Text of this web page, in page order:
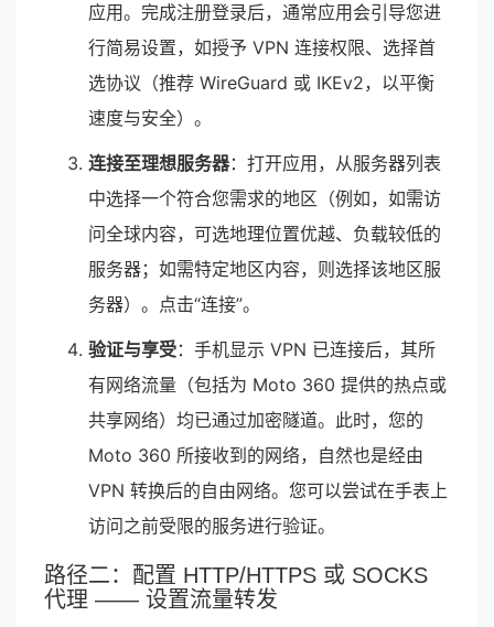
应用。完成注册登录后，通常应用会引导您进
行简易设置，如授予 VPN 连接权限、选择首
选协议（推荐 WireGuard 或 IKEv2，以平衡
速度与安全）。
连接至理想服务器：打开应用，从服务器列表
中选择一个符合您需求的地区（例如，如需访
问全球内容，可选地理位置优越、负载较低的
服务器；如需特定地区内容，则选择该地区服
务器）。点击“连接”。
验证与享受：手机显示 VPN 已连接后，其所
有网络流量（包括为 Moto 360 提供的热点或
共享网络）均已通过加密隧道。此时，您的
Moto 360 所接收到的网络，自然也是经由
VPN 转换后的自由网络。您可以尝试在手表上
访问之前受限的服务进行验证。
路径二：配置 HTTP/HTTPS 或 SOCKS
代理 —— 设置流量转发